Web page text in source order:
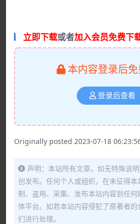
立即下载或者加入会员免费下
本内容登录后
登录后查看
Originally posted 2023-07-18
声明：本站所有文章，如无特殊说
创发布。任何个人或组织，在未征得
制、盗用、采集、发布本站内容到任
体平台。如若本站内容侵犯了原著者
们进行处理。